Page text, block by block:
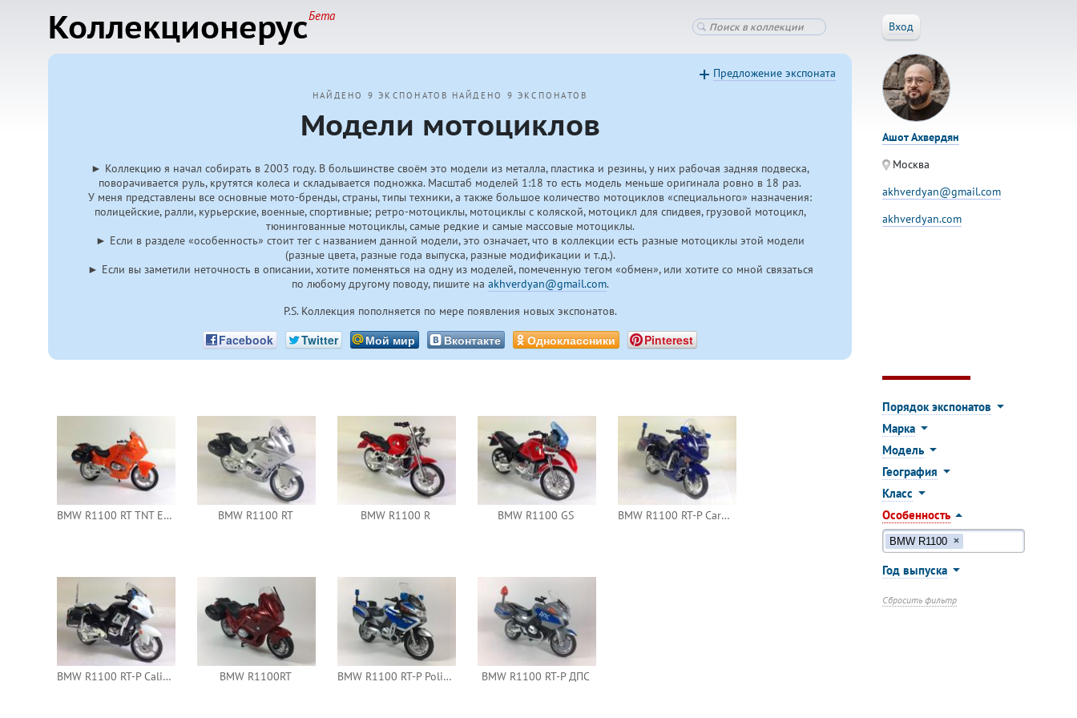
КоллекционерусБета
Вход
НАЙДЕНО 9 ЭКСПОНАТОВ НАЙДЕНО 9 ЭКСПОНАТОВ
Модели мотоциклов
► Коллекцию я начал собирать в 2003 году. В большинстве своём это модели из металла, пластика и резины, у них рабочая задняя подвеска,
поворачивается руль, крутятся колеса и складывается подножка. Масштаб моделей 1:18 то есть модель меньше оригинала ровно в 18 раз.
У меня представлены все основные мото-бренды, страны, типы техники, а также большое количество мотоциклов «специального» назначения:
полицейские, ралли, курьерские, военные, спортивные; ретро-мотоциклы, мотоциклы с коляской, мотоцикл для спидвея, грузовой мотоцикл,
тюнингованные мотоциклы, самые редкие и самые массовые мотоциклы.
► Если в разделе «особенность» стоит тег с названием данной модели, это означает, что в коллекции есть разные мотоциклы этой модели
(разные цвета, разные года выпуска, разные модификации и т.д.).
► Если вы заметили неточность в описании, хотите поменяться на одну из моделей, помеченную тегом «обмен», или хотите со мной связаться
по любому другому поводу, пишите на akhverdyan@gmail.com.
P.S. Коллекция пополняется по мере появления новых экспонатов.
Facebook Twitter Мой мир Вконтакте Одноклассники Pinterest
Предложение экспоната
Ашот Ахвердян
Москва
akhverdyan@gmail.com
akhverdyan.com
BMW R1100 RT TNT Express BMW R1100 RT BMW R1100 R BMW R1100 GS BMW R1100 RT-P Carabinieri
BMW R1100 RT-P California Highway Patrol BMW R1100RT BMW R1100 RT-P Polizei BMW R1100 RT-P ДПС
Порядок экспонатов
Марка
Модель
География
Класс
Особенность
BMW R1100 ×
Год выпуска
Сбросить фильтр